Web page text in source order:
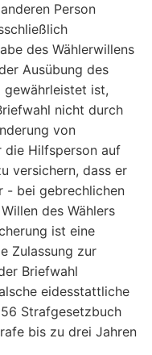
Person
des Wählerwillens
Ausübung des
gewährleistet ist,
nicht durch
von
die Hilfsperson auf
versichern, dass er
- bei gebrechlichen
des Wählers
ist eine
Zulassung zur
Briefwahl
eidesstattliche
Strafgesetzbuch
bis zu drei Jahren